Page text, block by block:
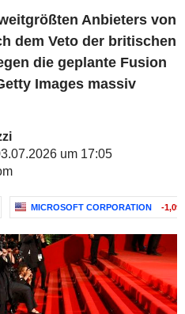
Anbieters von
dem Veto der britischen
die geplante Fusion
Images massiv
um 17:05
MICROSOFT CORPORATION -1,09